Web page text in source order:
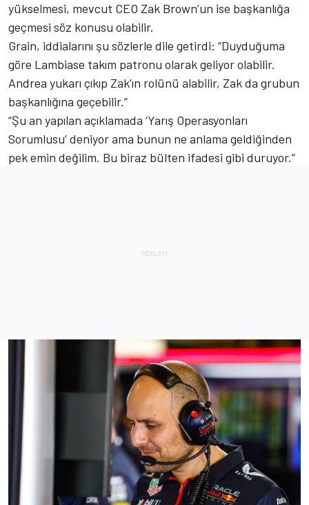
yükselmesi, mevcut CEO Zak Brown’un ise başkanlığa
geçmesi söz konusu olabilir.
Grain, iddialarını şu sözlerle dile getirdi: “Duyduğuma
göre Lambiase takım patronu olarak geliyor olabilir.
Andrea yukarı çıkıp Zak’ın rolünü alabilir, Zak da grubun
başkanlığına geçebilir.”
“Şu an yapılan açıklamada ‘Yarış Operasyonları
Sorumlusu’ deniyor ama bunun ne anlama geldiğinden
pek emin değilim. Bu biraz bülten ifadesi gibi duruyor.”